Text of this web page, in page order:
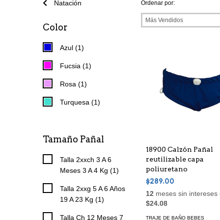
Natación
Color
Azul (1)
Fucsia (1)
Rosa (1)
Turquesa (1)
Tamaño Pañal
Talla 2xxch 3 A 6
Meses 3 A 4 Kg (1)
Talla 2xxg 5 A 6 Años
19 A 23 Kg (1)
Talla Ch 12 Meses 7
Ordenar por:
18900 Calzón Pañal
reutilizable capa
poliuretano
$289.00
12 meses sin intereses
$24.08
TRAJE DE BAÑO BEBES